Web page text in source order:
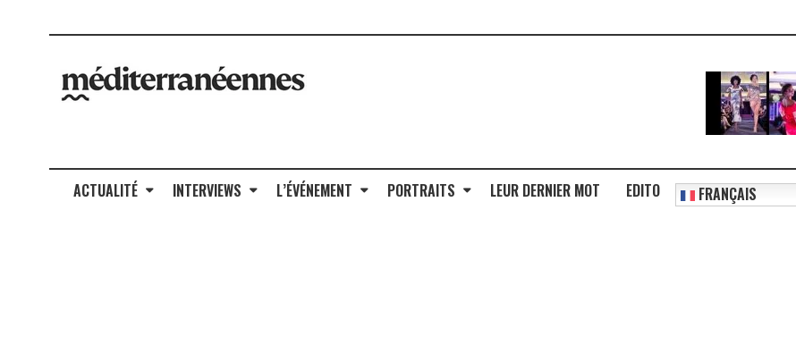
ACTUALITÉ INTERVIEWS L’ÉVÉNEMENT PORTRAITS LEUR DERNIER MOT EDITO FRANÇAIS